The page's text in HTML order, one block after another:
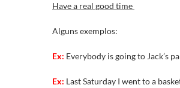
Have a real good time
Alguns exemplos:
Ex: Everybody is going to Jack’s
Ex: Last Saturday I went to a